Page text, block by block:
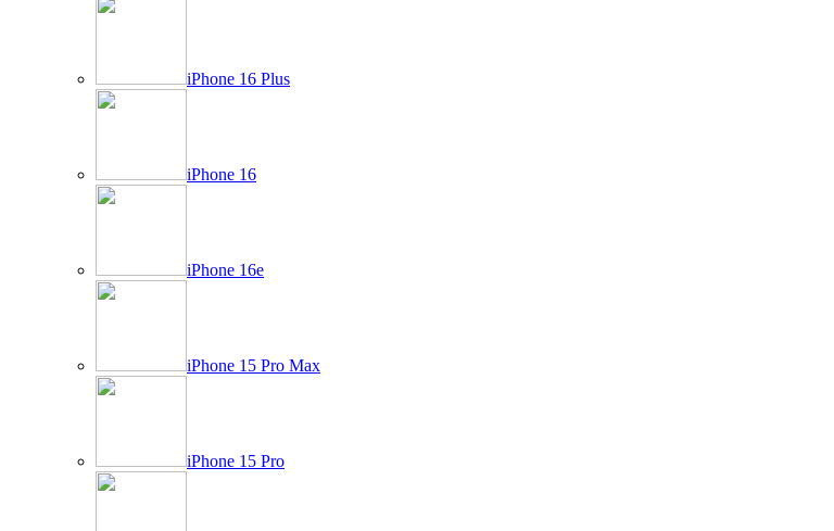
iPhone 16 Plus
iPhone 16
iPhone 16e
iPhone 15 Pro Max
iPhone 15 Pro